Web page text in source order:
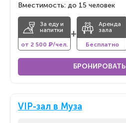
Вместимость: до 15 человек
За еду и
напитки
от 2 500 ₽/чел.
+
Аренда
зала
Бесплатно
БРОНИРОВАТЬ
VIP-зал в Муза